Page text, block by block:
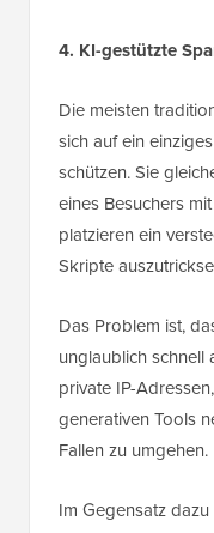
4. KI-gestützte
Die meisten
sich auf ein
schützen. Sie
eines Besuchers
platzieren ein
Skripte
Das Problem ist,
unglaublich schnell
private IP-
generativen Tools
Fallen zu umgehen.
Im Gegensatz